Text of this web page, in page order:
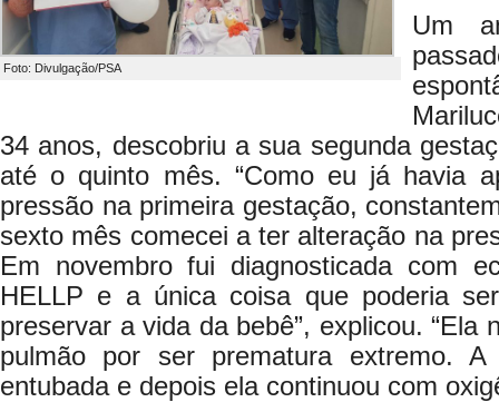
Foto: Divulgação/PSA
Um
34 anos, descobriu a sua segunda
até o quinto mês. “Como eu já havia
pressão na primeira gestação,
sexto mês comecei a ter alteração na
Em novembro fui diagnosticada com
HELLP e a única coisa que poderia
preservar a vida da bebê”, explicou. “Ela
pulmão por ser prematura extremo.
entubada e depois ela continuou com